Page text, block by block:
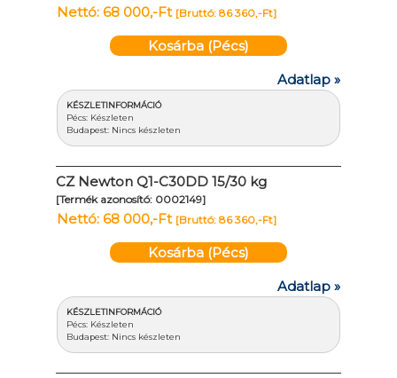
Nettó: 68 000,-Ft [Bruttó: 86 360,-Ft]
Kosárba (Pécs)
Adatlap »
KÉSZLETINFORMÁCIÓ
Pécs: Készleten
Budapest: Nincs készleten
CZ Newton Q1-C30DD 15/30 kg
[Termék azonosító: 0002149]
Nettó: 68 000,-Ft [Bruttó: 86 360,-Ft]
Kosárba (Pécs)
Adatlap »
KÉSZLETINFORMÁCIÓ
Pécs: Készleten
Budapest: Nincs készleten